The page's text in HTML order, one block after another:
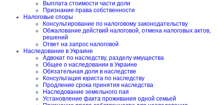
Выплата стоимости части доли
Признание права собственности
Налоговые споры
Консультирование по налоговому законодательству
Обжалование действий налоговой, отмена налоговых актов,
решений
Ответ на запрос налоговой
Наследование в Украине
Адвокат по наследству, разделу имущества
Общее о наследовании в Украине
Обязательная доля в наследстве
Консультация юриста по наследству
Продление срока принятия наследства
Наследование земельного пая
Установление факта проживания одной семьей